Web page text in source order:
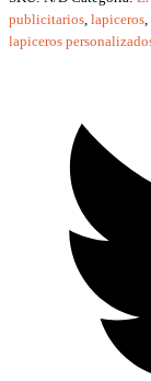
cantidad
publicitarios, lapiceros,
lapiceros